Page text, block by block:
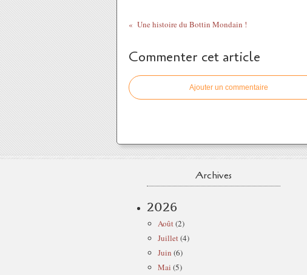
Une histoire du Bottin Mondain !
Commenter cet article
Ajouter un commentaire
Archives
2026
Août(2)
Juillet(4)
Juin (6)
Mai (5)